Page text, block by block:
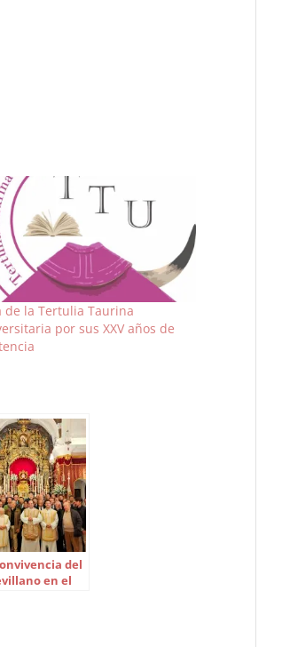
de la Tertulia Taurina
por sus XXV años de
del
en el